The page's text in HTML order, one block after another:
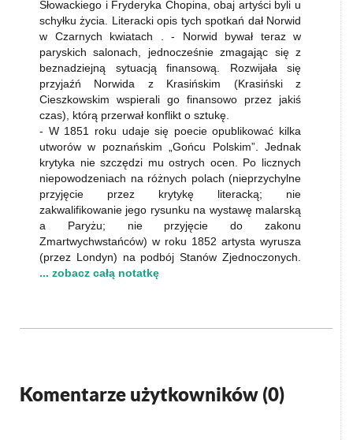
Słowackiego i Fryderyka Chopina, obaj artyści byli u
schyłku życia. Literacki opis tych spotkań dał Norwid
w Czarnych kwiatach . - Norwid bywał teraz w
paryskich salonach, jednocześnie zmagając się z
beznadziejną sytuacją finansową. Rozwijała się
przyjaźń Norwida z Krasińskim (Krasiński z
Cieszkowskim wspierali go finansowo przez jakiś
czas), którą przerwał konflikt o sztukę.
- W 1851 roku udaje się poecie opublikować kilka
utworów w poznańskim „Gońcu Polskim”. Jednak
krytyka nie szczędzi mu ostrych ocen. Po licznych
niepowodzeniach na różnych polach (nieprzychylne
przyjęcie przez krytykę literacką; nie
zakwalifikowanie jego rysunku na wystawę malarską
a Paryżu; nie przyjęcie do zakonu
Zmartwychwstańców) w roku 1852 artysta wyrusza
(przez Londyn) na podbój Stanów Zjednoczonych.
... zobacz całą notatkę
Komentarze użytkowników (0)